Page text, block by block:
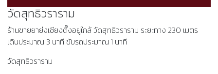
วัดสุทธิวราราม
ร้านขายยาย่งเชียงตึ๊งอยู่ใกล้ วัดสุทธิวราราม ระยะทาง 230 เมตร
เดินประมาณ 3 นาที ขับรถประมาณ 1 นาที
วัดสุทธิวราราม